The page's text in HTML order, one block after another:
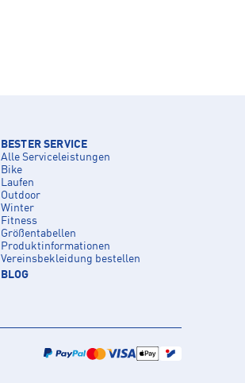
BESTER SERVICE
Alle Serviceleistungen
Bike
Laufen
Outdoor
Winter
Fitness
Größentabellen
Produktinformationen
Vereinsbekleidung bestellen
BLOG